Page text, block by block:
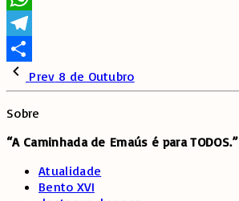
WhatsApp
Telegram
SharePrev 8 de Outubro
Sobre
“A Caminhada de Emaús é para TODOS.”
Atualidade
Bento XVI